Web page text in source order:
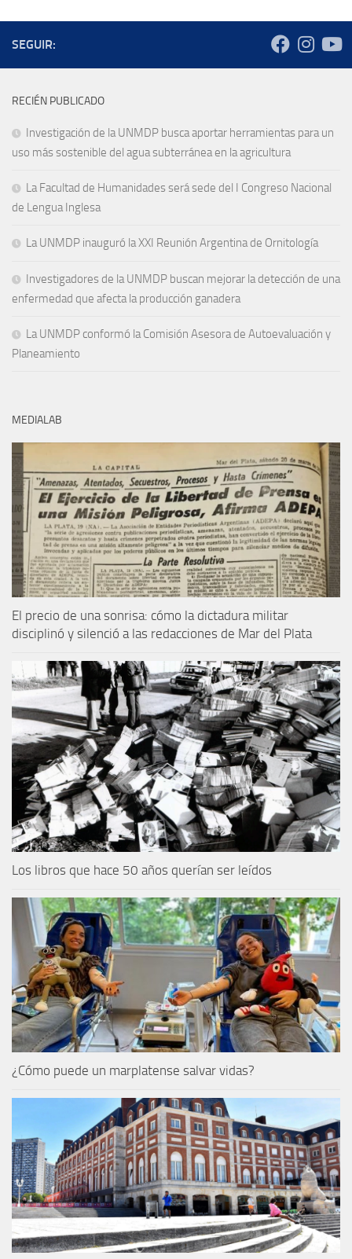
SEGUIR:
RECIÉN PUBLICADO
Investigación de la UNMDP busca aportar herramientas para un
uso más sostenible del agua subterránea en la agricultura
La Facultad de Humanidades será sede del I Congreso Nacional
de Lengua Inglesa
La UNMDP inauguró la XXI Reunión Argentina de Ornitología
Investigadores de la UNMDP buscan mejorar la detección de una
enfermedad que afecta la producción ganadera
La UNMDP conformó la Comisión Asesora de Autoevaluación y
Planeamiento
MEDIALAB
El precio de una sonrisa: cómo la dictadura militar
disciplinó y silenció a las redacciones de Mar del Plata
Los libros que hace 50 años querían ser leídos
¿Cómo puede un marplatense salvar vidas?